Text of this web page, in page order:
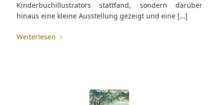
Kinderbuchillustrators stattfand, sondern darüber
hinaus eine kleine Ausstellung gezeigt und eine […]
Weiterlesen